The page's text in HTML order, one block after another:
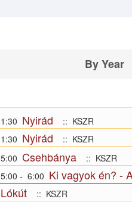
By Year
1:30 Nyirád
:: KSZR
1:30 Nyirád
:: KSZR
5:00 Csehbánya
:: KSZR
5:00 - 6:00 Ki vagyok én? -
Lókút
:: KSZR